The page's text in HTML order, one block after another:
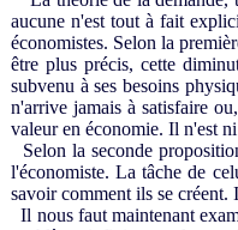
aucune n'est tout à fait
économistes. Selon la
être plus précis, cette
subvenu à ses besoins
n'arrive jamais à satisfaire
valeur en économie. Il n'est
Selon la seconde
l'économiste. La tâche de
savoir comment ils se
Il nous faut maintenant